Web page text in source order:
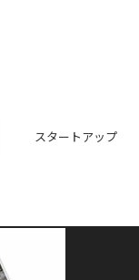
スタートアップ